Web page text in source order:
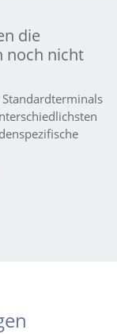
die
noch nicht